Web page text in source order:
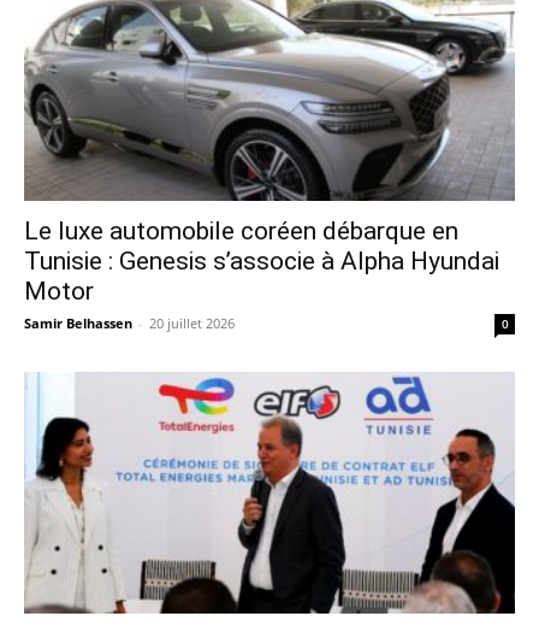
Le luxe automobile coréen débarque en
Tunisie : Genesis s’associe à Alpha Hyundai
Motor
Samir Belhassen - 20 juillet 2026 0